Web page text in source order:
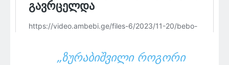
„ᲖᲣᲠᲐᲑᲘᲨᲕᲘᲚᲘ ᲠᲝᲒᲝᲠᲘ